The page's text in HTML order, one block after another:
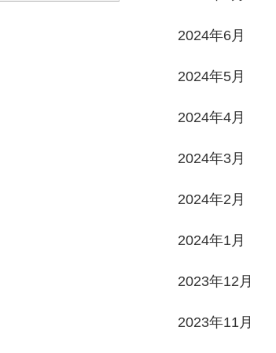
2024年6月
2024年5月
2024年4月
2024年3月
2024年2月
2024年1月
2023年12月
2023年11月